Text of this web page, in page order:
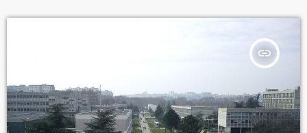
place Bellecour. M.L
insert_link